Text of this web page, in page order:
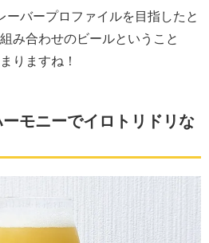
ーバープロファイルを目指したと
み合わせのビールということ
りますね！
モニーでイロトリドリな